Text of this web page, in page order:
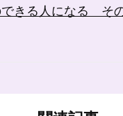
きる人になる そ